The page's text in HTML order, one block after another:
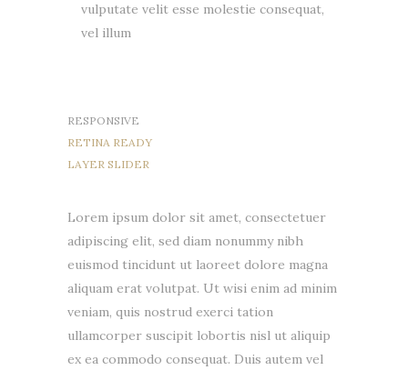
vulputate velit esse molestie consequat,
vel illum
RESPONSIVE
RETINA READY
LAYER SLIDER
Lorem ipsum dolor sit amet, consectetuer
adipiscing elit, sed diam nonummy nibh
euismod tincidunt ut laoreet dolore magna
aliquam erat volutpat. Ut wisi enim ad minim
veniam, quis nostrud exerci tation
ullamcorper suscipit lobortis nisl ut aliquip
ex ea commodo consequat. Duis autem vel